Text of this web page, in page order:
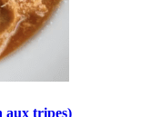
aux tripes)